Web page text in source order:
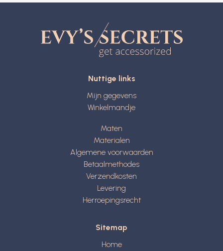
Nuttige links
Mijn gegevens
Winkelmandje
Maten
Materialen
Algemene voorwaarden
Betaalmethodes
Verzendkosten
Levering
Herroepingsrecht
Sitemap
Home